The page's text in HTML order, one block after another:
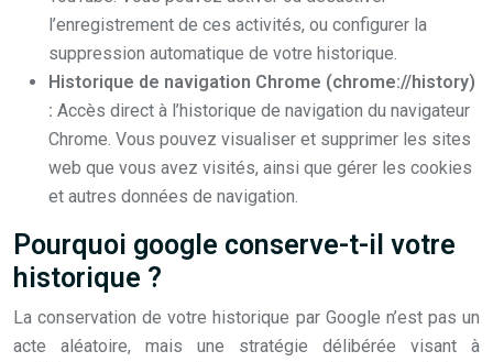
l’enregistrement de ces activités, ou configurer la
suppression automatique de votre historique.
Historique de navigation Chrome (chrome://history)
: Accès direct à l’historique de navigation du navigateur
Chrome. Vous pouvez visualiser et supprimer les sites
web que vous avez visités, ainsi que gérer les cookies
et autres données de navigation.
Pourquoi google conserve-t-il votre
historique ?
La conservation de votre historique par Google n’est pas un
acte aléatoire, mais une stratégie délibérée visant à